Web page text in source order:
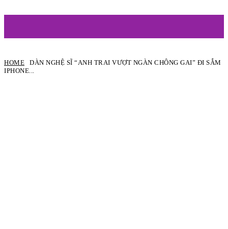
HOME
DÀN NGHỆ SĨ “ANH TRAI VƯỢT NGÀN CHÔNG GAI” ĐI SẮM
IPHONE...